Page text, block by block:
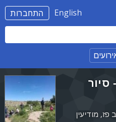
התחברות English
סיור
פז, מודיעין